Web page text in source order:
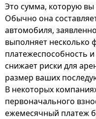
Это сумма, которую
Обычно она
автомобиля,
выполняет несколько
платежеспособность
снижает риски для
размер ваших
В некоторых
первоначального
ежемесячный платеж